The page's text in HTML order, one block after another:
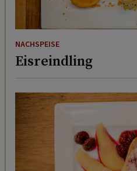
NACHSPEISE
Eisreindling